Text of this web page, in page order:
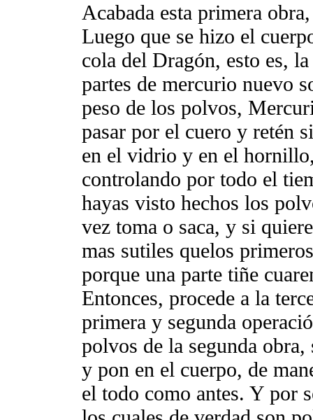
Acabada esta primera
Luego que se hizo el
cola del Dragón, esto es,
partes de mercurio nuevo
peso de los polvos,
pasar por el cuero y retén
en el vidrio y en el
controlando por todo el
hayas visto hechos los
vez toma o saca, y si
mas sutiles quelos
porque una parte tiñe
Entonces, procede a la
primera y segunda
polvos de la segunda
y pon en el cuerpo, de
el todo como antes. Y por